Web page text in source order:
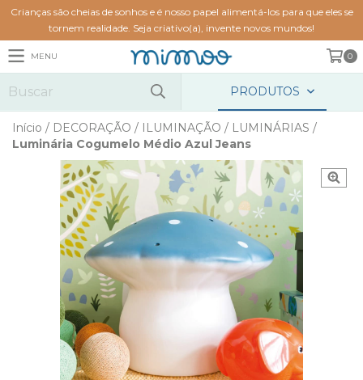
Crianças são cheias de sonhos e é nosso papel alimentá-los para que eles se
tornem realidade. Seja criativo(a), invente novos mundos!
MENU 0
PRODUTOS
Início / DECORAÇÃO / ILUMINAÇÃO / LUMINÁRIAS /
Luminária Cogumelo Médio Azul Jeans